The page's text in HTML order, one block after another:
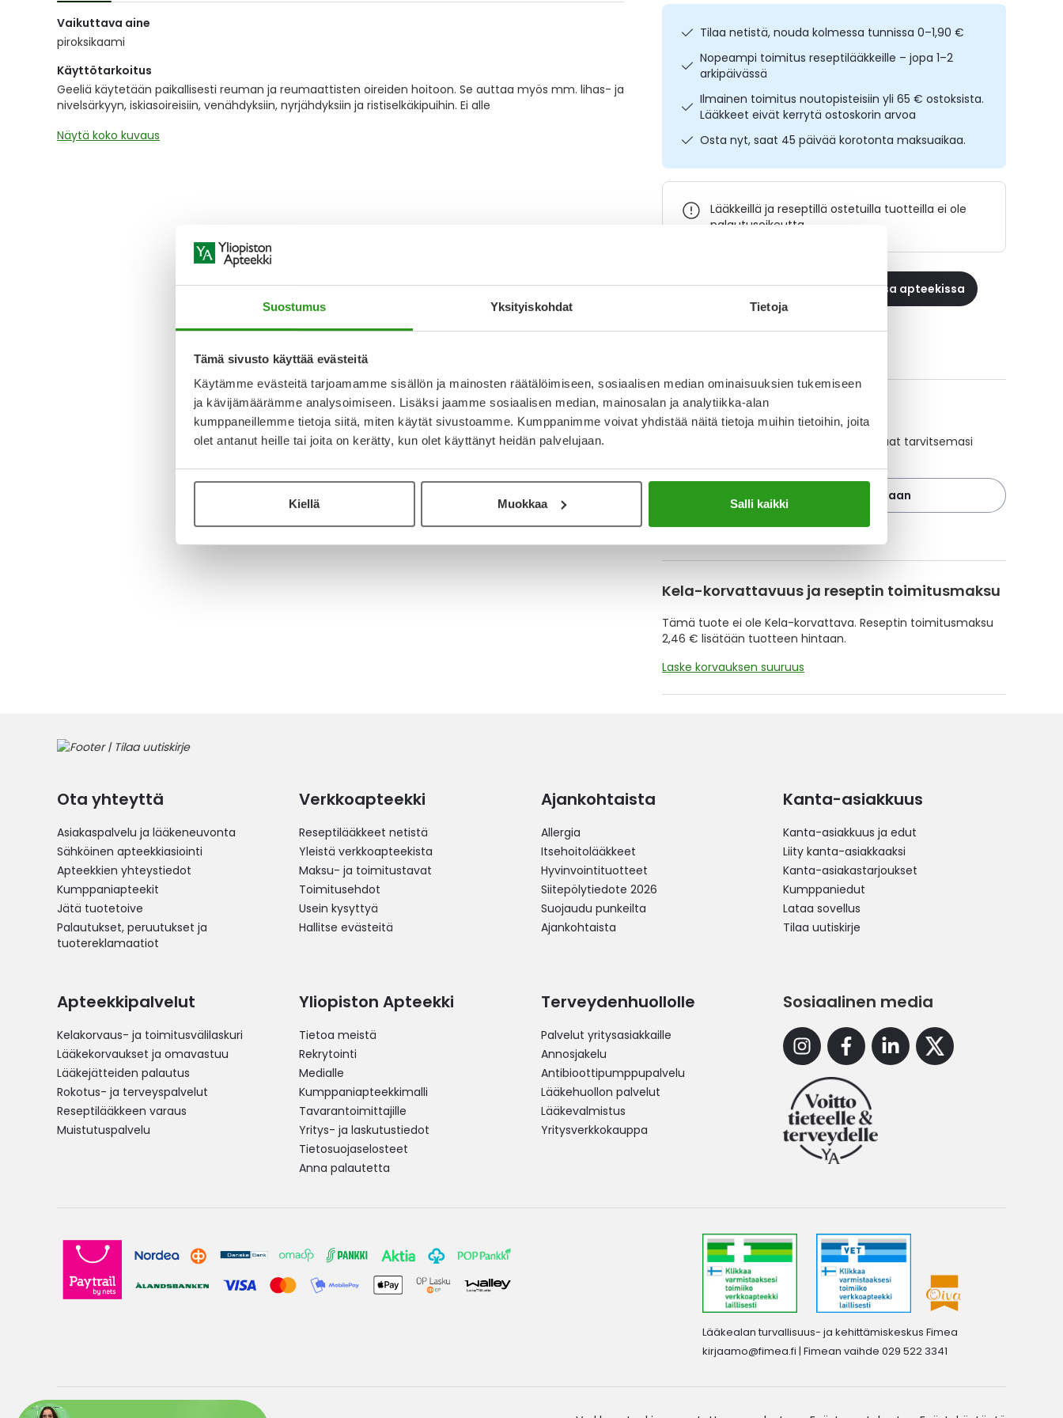
Suostumus Yksityiskohdat Tietoja
Tämä sivusto käyttää evästeitä
Käytämme evästeitä tarjoamamme sisällön ja mainosten räätälöimiseen, sosiaalisen median ominaisuuksien tukemiseen
ja kävijämäärämme analysoimiseen. Lisäksi jaamme sosiaalisen median, mainosalan ja analytiikka-alan
kumppaneillemme tietoja siitä, miten käytät sivustoamme. Kumppanimme voivat yhdistää näitä tietoja muihin tietoihin, joita
olet antanut heille tai joita on kerätty, kun olet käyttänyt heidän palvelujaan.
Kiellä Muokkaa Salli kaikki
the
images
Vaikuttava aine
piroksikaami
Käyttötarkoitus
Geeliä käytetään paikallisesti reuman ja reumaattisten oireiden hoitoon. Se auttaa myös mm. lihas- ja
nivelsärkyyn, iskiasoireisiin, venähdyksiin, nyrjähdyksiin ja ristiselkäkipuihin. Ei alle
Näytä koko kuvaus
Tilaa netistä, nouda kolmessa tunnissa 0–1,90 €
Nopeampi toimitus reseptilääkkeille – jopa 1–2
arkipäivässä
Ilmainen toimitus noutopisteisiin yli 65 € ostoksista.
Lääkkeet eivät kerrytä ostoskorin arvoa
Osta nyt, saat 45 päivää korotonta maksuaikaa.
Lääkkeillä ja reseptillä ostetuilla tuotteilla ei ole
palautusoikeutta.
Varaa reseptilääke apteekkiin, maksa apteekissa
YA-muistuttaja
Muistuttajan avulla pidät huolen, että tilaat tarvitsemasi
Lisää tuote muistuttajaan
Kela-korvattavuus ja reseptin toimitusmaksu
Tämä tuote ei ole Kela-korvattava. Reseptin toimitusmaksu
2,46 € lisätään tuotteen hintaan.
Laske korvauksen suuruus
Ota yhteyttä
Asiakaspalvelu ja lääkeneuvonta
Sähköinen apteekkiasiointi
Apteekkien yhteystiedot
Kumppaniapteekit
Jätä tuotetoive
Palautukset, peruutukset ja
tuotereklamaatiot
Verkkoapteekki
Reseptilääkkeet netistä
Yleistä verkkoapteekista
Maksu- ja toimitustavat
Toimitusehdot
Usein kysyttyä
Hallitse evästeitä
Ajankohtaista
Allergia
Itsehoitolääkkeet
Hyvinvointituotteet
Siitepölytiedote 2026
Suojaudu punkeilta
Ajankohtaista
Kanta-asiakkuus
Kanta-asiakkuus ja edut
Liity kanta-asiakkaaksi
Kanta-asiakastarjoukset
Kumppaniedut
Lataa sovellus
Tilaa uutiskirje
Apteekkipalvelut
Kelakorvaus- ja toimitusvälilaskuri
Lääkekorvaukset ja omavastuu
Lääkejätteiden palautus
Rokotus- ja terveyspalvelut
Reseptilääkkeen varaus
Muistutuspalvelu
Yliopiston Apteekki
Tietoa meistä
Rekrytointi
Medialle
Kumppaniapteekkimalli
Tavarantoimittajille
Yritys- ja laskutustiedot
Tietosuojaselosteet
Anna palautetta
Terveydenhuollolle
Palvelut yritysasiakkaille
Annosjakelu
Antibioottipumppupalvelu
Lääkehuollon palvelut
Lääkevalmistus
Yritysverkkokauppa
Sosiaalinen media
InstagramFacebookLinkedinX
Lääkealan turvallisuus- ja kehittämiskeskus Fimea
kirjaamo@fimea.fi | Fimean vaihde 029 522 3341